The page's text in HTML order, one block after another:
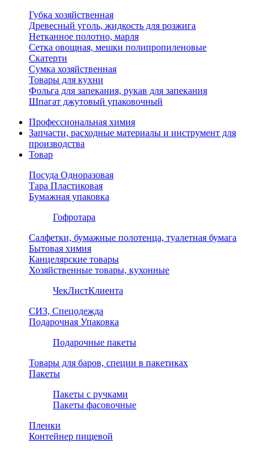
Губка хозяйственная
Древесный уголь, жидкость для розжига
Нетканное полотно, марля
Сетка овощная, мешки полипропиленовые
Скатерти
Сумка хозяйственная
Товары для кухни
Фольга для запекания, рукав для запекания
Шпагат джутовый упаковочный
Профессиональная химия
Запчасти, расходные материалы и инструмент для
производства
Товар
Посуда Одноразовая
Тара Пластиковая
Бумажная упаковка
Гофротара
Салфетки, бумажные полотенца, туалетная бумага
Бытовая химия
Канцелярские товары
Хозяйственные товары, кухонные
ЧекЛистКлиента
СИЗ, Спецодежда
Подарочная Упаковка
Подарочные пакеты
Товары для баров, специи в пакетиках
Пакеты
Пакеты с ручками
Пакеты фасовочные
Пленки
Контейнер пищевой